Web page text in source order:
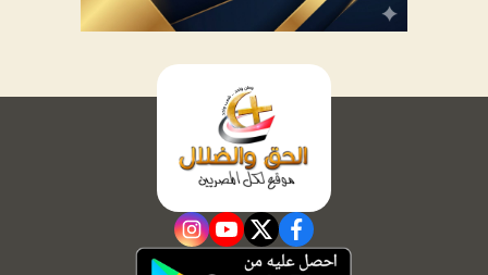
facebook
twitter
youtube
instagram